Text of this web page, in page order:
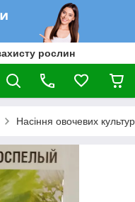
рослин
Насіння овочевих культур